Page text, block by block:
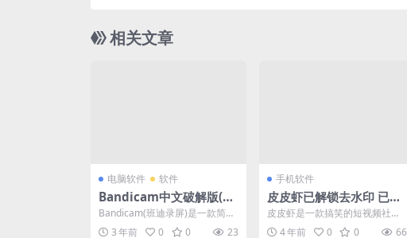
相关文章
电脑软件 软件
Bandicam中文破解版(班
迪录屏) v6.2.2.2072
Bandicam(班迪录屏)是一款简单
好用的高清录屏软件,电脑屏幕录
3 年前 0 0 23
手机软件
皮皮虾已解锁去水印 已去
广告
皮皮虾是一款搞笑的短视频社区
分享平台，只要都分享出一些快
4 年前 0 0 66